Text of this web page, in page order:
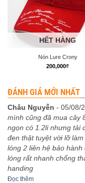
HẾT HÀNG
Nón Lure Crony
200,000₫
ĐÁNH GIÁ MỚI NHẤT
Châu Nguyễn - 05/08/
mình cũng đã mua cây
ngọn có 1.2li nhưng tải
đen thật tuyệt vời lỡ làm
lóng 2 liên hệ bảo hành
lóng rất nhanh chống
handing
Đọc thêm